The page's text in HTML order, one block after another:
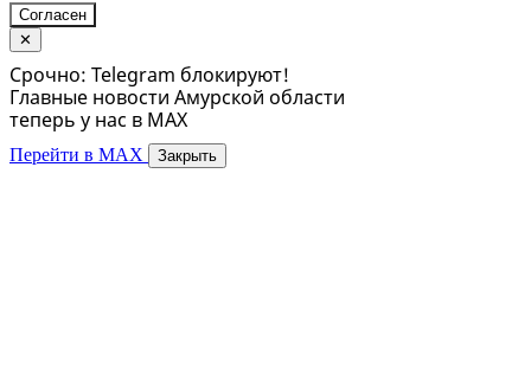
Согласен
✕
Срочно: Telegram блокируют!
Главные новости Амурской области
теперь у нас в MAX
Перейти в MAX Закрыть